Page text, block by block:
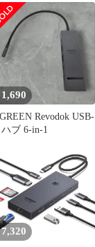
本体
1,690
Revodok USB-
ブ 6-in-1
7,320